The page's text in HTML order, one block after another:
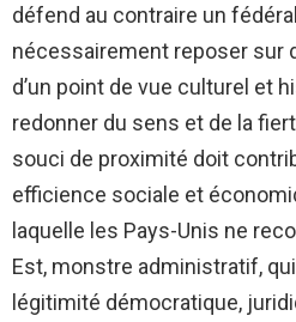
défend au contraire un
nécessairement reposer sur
d’un point de vue culturel et
redonner du sens et de la
souci de proximité doit
efficience sociale et
laquelle les Pays-Unis ne
Est, monstre administratif,
légitimité démocratique,